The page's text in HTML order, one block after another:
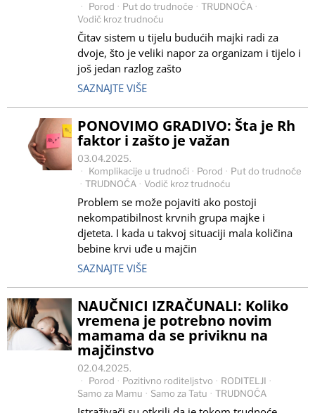
Porod · Put do trudnoće · TRUDNOĆA ·
Vodič kroz trudnoću
Čitav sistem u tijelu budućih majki radi za
dvoje, što je veliki napor za organizam i tijelo i
još jedan razlog zašto
SAZNAJTE VIŠE
PONOVIMO GRADIVO: Šta je Rh
faktor i zašto je važan
03.04.2025.
Komplikacije u trudnoći · Porod · Put do trudnoće
· TRUDNOĆA · Vodič kroz trudnoću
Problem se može pojaviti ako postoji
nekompatibilnost krvnih grupa majke i
djeteta. I kada u takvoj situaciji mala količina
bebine krvi uđe u majčin
SAZNAJTE VIŠE
NAUČNICI IZRAČUNALI: Koliko
vremena je potrebno novim
mamama da se priviknu na
majčinstvo
02.04.2025.
Porod · Pozitivno roditeljstvo · RODITELJI ·
Samo za Mamu · Samo za Tatu · TRUDNOĆA